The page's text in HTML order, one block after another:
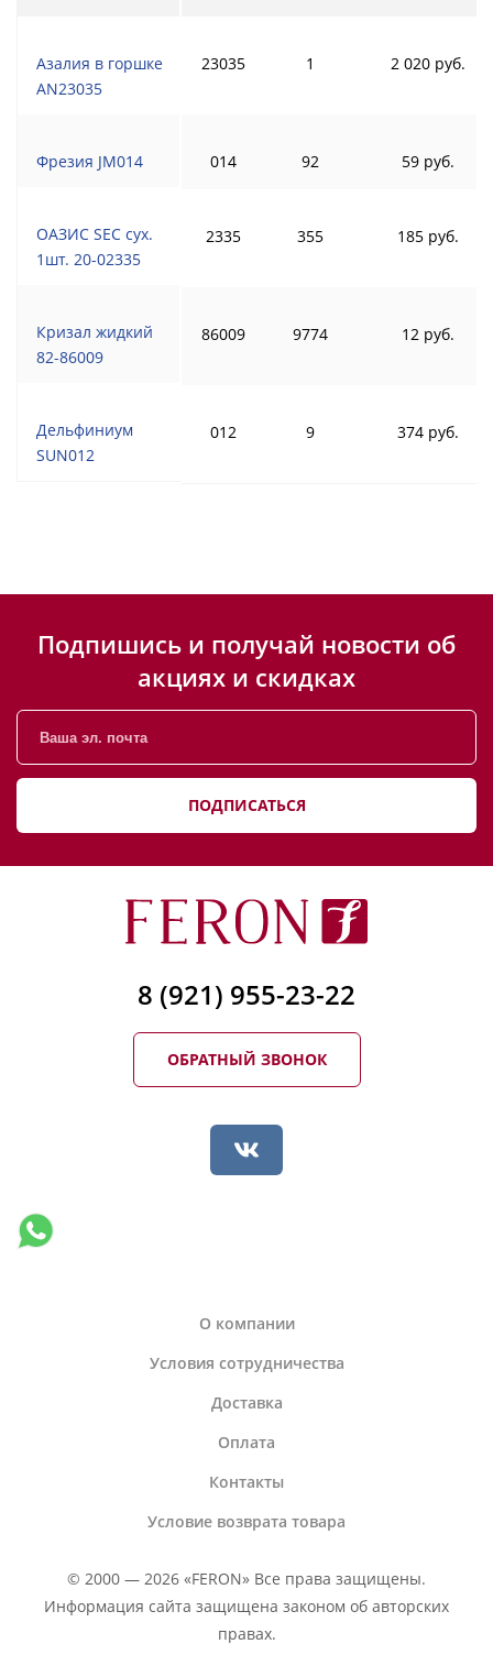
Азалия в горшке
AN23035
Фрезия JM014
ОАЗИС SEC сух.
1шт. 20-02335
Кризал жидкий
82-86009
Дельфиниум
SUN012
23035 1 2 020 руб.
014 92 59 руб.
2335 355 185 руб.
86009 9774 12 руб.
012 9 374 руб.
Подпишись и получай новости об
акциях и скидках
ПОДПИСАТЬСЯ
8 (921) 955-23-22
ОБРАТНЫЙ ЗВОНОК
О компании
Условия сотрудничества
Доставка
Оплата
Контакты
Условие возврата товара
© 2000 — 2026 «FERON» Все права защищены.
Информация сайта защищена законом об авторских
правах.